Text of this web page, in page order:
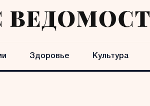
Здоровье Культура